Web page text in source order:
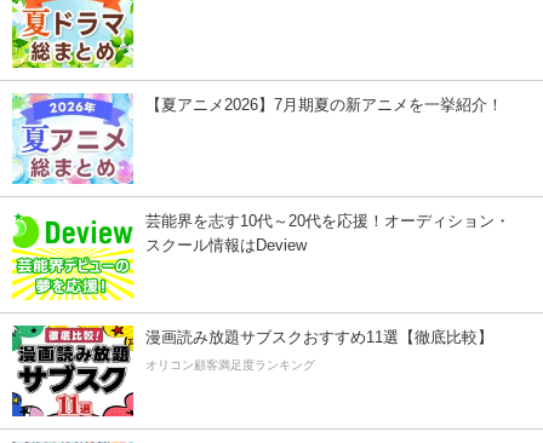
【夏アニメ2026】7月期夏の新アニメを一挙紹介！
芸能界を志す10代～20代を応援！オーディション・
スクール情報はDeview
漫画読み放題サブスクおすすめ11選【徹底比較】
オリコン顧客満足度ランキング